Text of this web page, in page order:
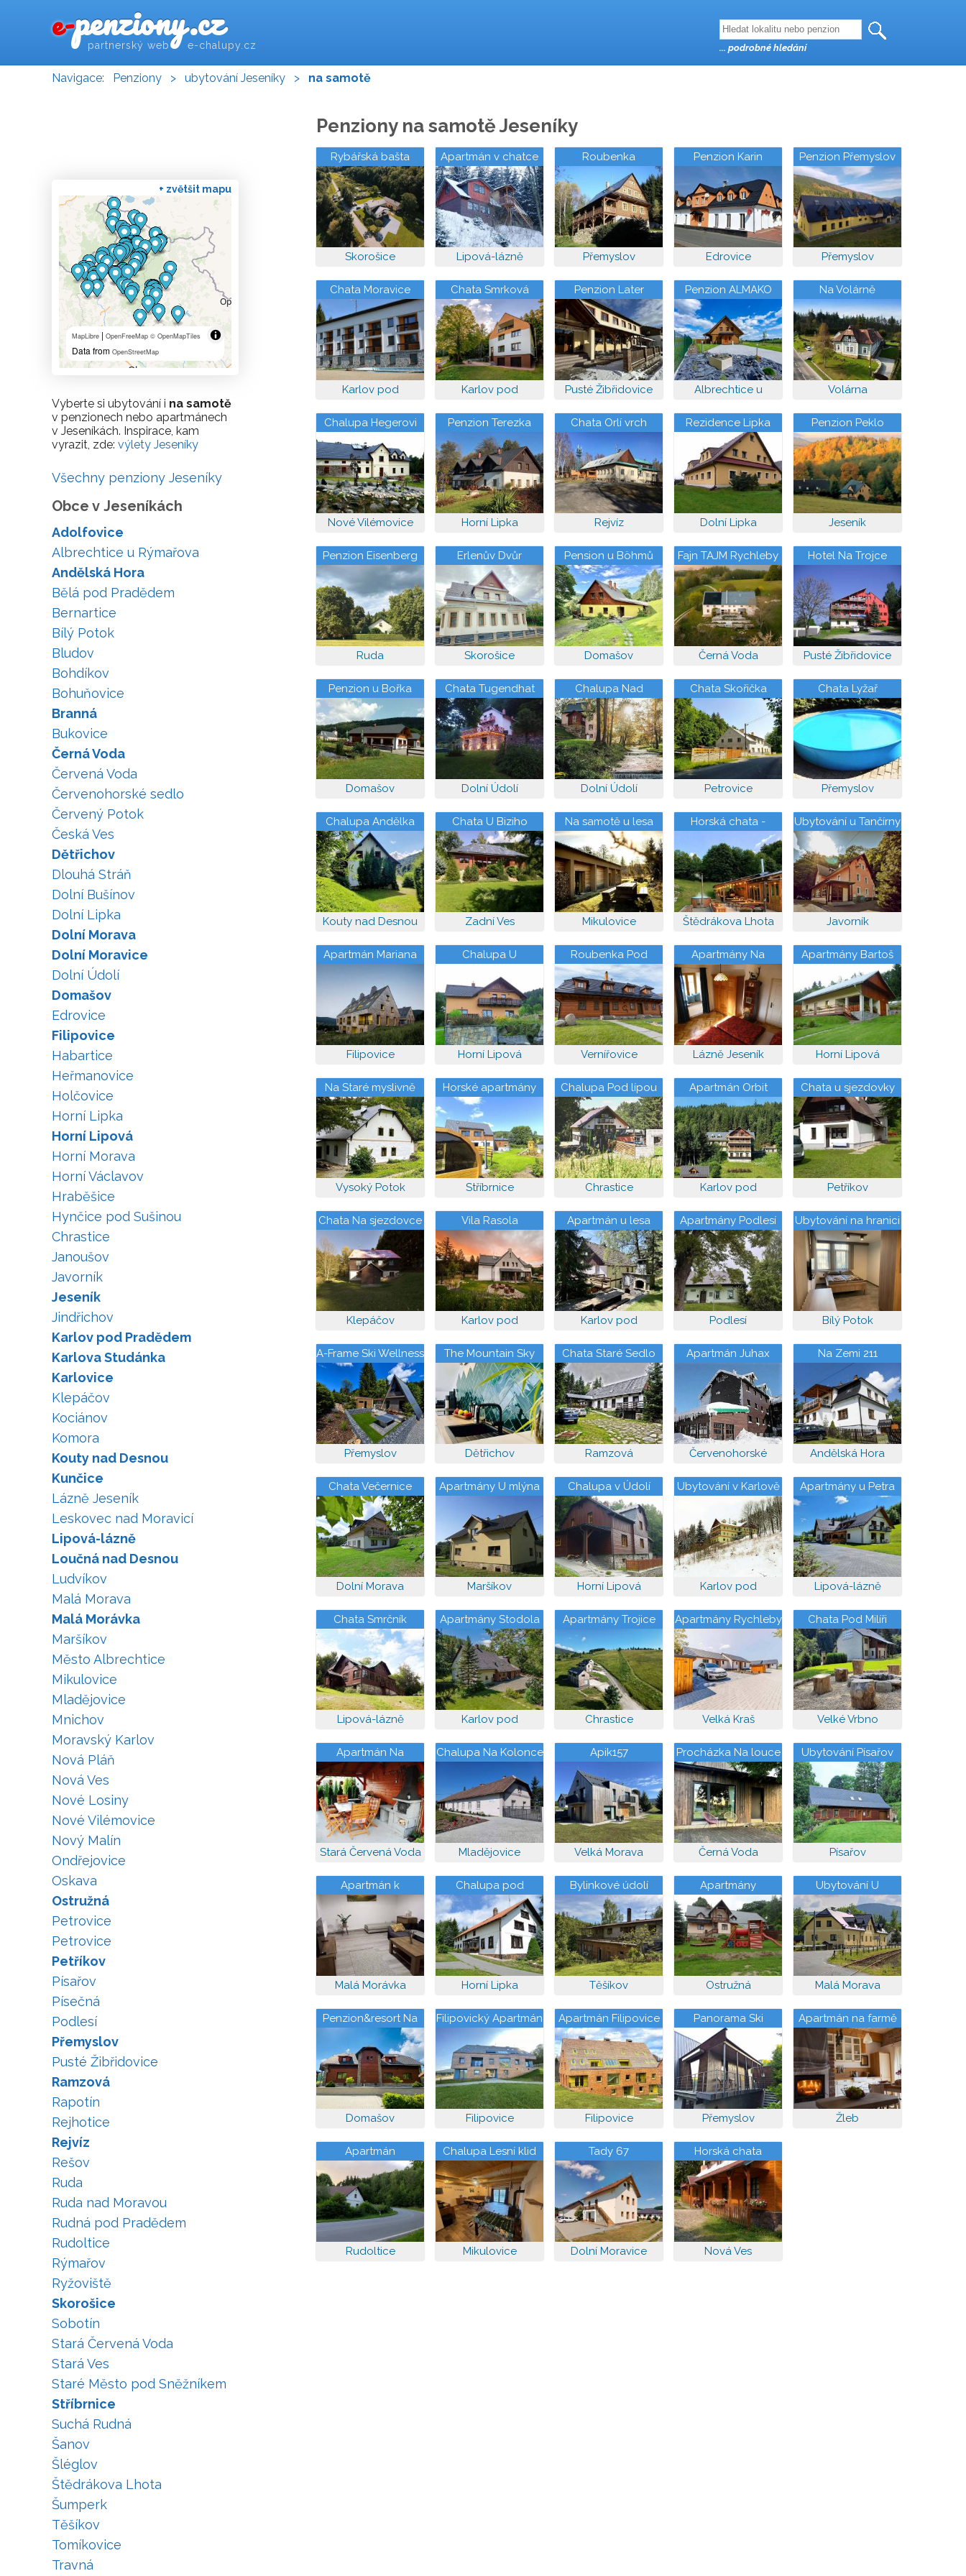
e-penziony.cz
partnerský web e-chalupy.cz
Navigace: Penziony > ubytování Jeseníky > na samotě
Penziony na samotě Jeseníky
Rybářská bašta
Nýznerov
Skorošice
Apartmán v chatce
pod Smrčníkem
Lipová-lázně
Roubenka
Přemyslov
Penzion Karin
Edrovice
Penzion Přemyslov
Přemyslov
Chata Moravice
Karlov pod
Chata Smrková
Karlov pod
Penzion Later
Pusté Žibřidovice
Penzion ALMAKO
Albrechtice u
Na Volárně
Volárna
Chalupa Hegerovi
Nové Vilémovice
Penzion Terezka
Horní Lipka
Chata Orlí vrch
Rejvíz
Rezidence Lipka
Dolní Lipka
Penzion Peklo
Jeseník
Penzion Eisenberg
Ruda
Erlenův Dvůr
Skorošice
Pension u Böhmů
Domašov
Fajn TAJM Rychleby
Černá Voda
Hotel Na Trojce
Pusté Žibřidovice
Penzion u Bořka
Domašov
Chata Tugendhat
Dolní Údolí
Chalupa Nad
Potokem
Dolní Údolí
Chata Skořička
Petrovice
Chata Lyžař
Přemyslov
Chalupa Andělka
Kouty nad Desnou
Chata U Biziho
Zadní Ves
Na samotě u lesa
Mikulovice
Horská chata -
Skiareál Turek
Štědrákova Lhota
Ubytování u Tančírny
Javorník
Apartmán Mariana
Filipovice
Chalupa U
Horní Lipová
Roubenka Pod
Čapím vrchem
Vernířovice
Apartmány Na
Hájovně
Lázně Jeseník
Apartmány Bartoš
Horní Lipová
Na Staré myslivně
Vysoký Potok
Horské apartmány
Stříbrnice
Chalupa Pod lípou
Chrastice
Apartmán Orbit
Karlov pod
Chata u sjezdovky
Petříkov
Chata Na sjezdovce
Klepáčov
Vila Rasola
Karlov pod
Apartmán u lesa
Karlov pod
Apartmány Podlesí
Podlesí
Ubytování na hranici
Bílý Potok
A-Frame Ski Wellness
Přemyslov
Přemyslov
The Mountain Sky
Apartment
Dětřichov
Chata Staré Sedlo
Ramzová
Apartmán Juhax
Červenohorské
Na Zemi 211
Andělská Hora
Chata Večernice
Dolní Morava
Apartmány U mlýna
Maršíkov
Chalupa v Údolí
Horní Lipová
Ubytování v Karlově
Karlov pod
Apartmány u Petra
Lipová-lázně
Chata Smrčník
Lipová-lázně
Apartmány Stodola
Karlov pod
Apartmány Trojice
Chrastice
Apartmány Rychleby
Velká Kraš
Chata Pod Milíři
Velké Vrbno
Apartmán Na
Johance
Stará Červená Voda
Chalupa Na Kolonce
Mladějovice
Apik157
Velká Morava
Procházka Na louce
Černá Voda
Ubytování Písařov
Písařov
Apartmán k
pronájmu
Malá Morávka
Chalupa pod
Klepáčem
Horní Lipka
Bylinkové údolí
Těšíkov
Apartmány
Mondeková
Ostružná
Ubytování U
Svobodů
Malá Morava
Penzion&resort Na
Kopečku
Domašov
Filipovický Apartmán
Filipovice
Apartmán Filipovice
Filipovice
Panorama Ski
Wellness Přemyslov
Přemyslov
Apartmán na farmě
Žleb
Apartmán
Rudoltická myslivna
Rudoltice
Chalupa Lesní klid
Mikulovice
Tady 67
Dolní Moravice
Horská chata
Slunečná
Nová Ves
+ zvětšit mapu
MapLibre | OpenFreeMap © OpenMapTiles
Data from OpenStreetMap
Vyberte si ubytování i na samotě
v penzionech nebo apartmánech
v Jeseníkách. Inspirace, kam
vyrazit, zde: výlety Jeseníky
Všechny penziony Jeseníky
Obce v Jeseníkách
Adolfovice
Albrechtice u Rýmařova
Andělská Hora
Bělá pod Pradědem
Bernartice
Bílý Potok
Bludov
Bohdíkov
Bohuňovice
Branná
Bukovice
Černá Voda
Červená Voda
Červenohorské sedlo
Červený Potok
Česká Ves
Dětřichov
Dlouhá Stráň
Dolní Bušínov
Dolní Lipka
Dolní Morava
Dolní Moravice
Dolní Údolí
Domašov
Edrovice
Filipovice
Habartice
Heřmanovice
Holčovice
Horní Lipka
Horní Lipová
Horní Morava
Horní Václavov
Hraběšice
Hynčice pod Sušinou
Chrastice
Janoušov
Javorník
Jeseník
Jindřichov
Karlov pod Pradědem
Karlova Studánka
Karlovice
Klepáčov
Kociánov
Komora
Kouty nad Desnou
Kunčice
Lázně Jeseník
Leskovec nad Moravicí
Lipová-lázně
Loučná nad Desnou
Ludvíkov
Malá Morava
Malá Morávka
Maršíkov
Město Albrechtice
Mikulovice
Mladějovice
Mnichov
Moravský Karlov
Nová Pláň
Nová Ves
Nové Losiny
Nové Vilémovice
Nový Malín
Ondřejovice
Oskava
Ostružná
Petrovice
Petrovice
Petříkov
Písařov
Písečná
Podlesí
Přemyslov
Pusté Žibřidovice
Ramzová
Rapotín
Rejhotice
Rejvíz
Rešov
Ruda
Ruda nad Moravou
Rudná pod Pradědem
Rudoltice
Rýmařov
Ryžoviště
Skorošice
Sobotín
Stará Červená Voda
Stará Ves
Staré Město pod Sněžníkem
Stříbrnice
Suchá Rudná
Šanov
Šléglov
Štědrákova Lhota
Šumperk
Těšíkov
Tomíkovice
Travná
... podrobné hledání